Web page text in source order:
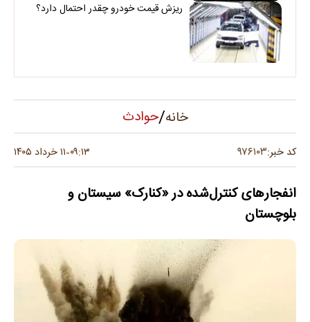
ریزش قیمت خودرو چقدر احتمال دارد؟
خانه/حوادث
کد خبر:۹۷۶۱۰۳ ۰۹:۱۳-۱۱ خرداد ۱۴۰۵
انفجارهای کنترل‌شده در «کنارک» سیستان و
بلوچستان